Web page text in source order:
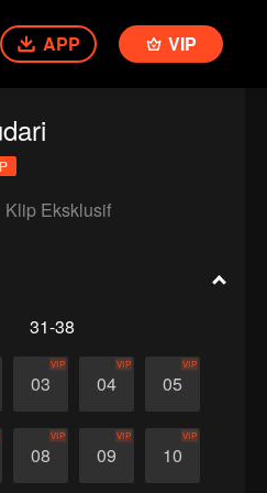
APP VIP
Klip Eksklusif
31-38
03
VIP
04
VIP
05
VIP
08
VIP
09
VIP
10
VIP